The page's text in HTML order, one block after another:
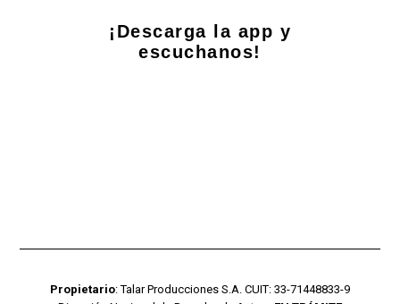
¡Descarga la app y
escuchanos!
Propietario: Talar Producciones S.A. CUIT: 33-71448833-9